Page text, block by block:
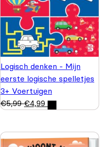
Logisch denken - Mijn
eerste logische spelletjes
3+ Voertuigen
€5,99 €4,99